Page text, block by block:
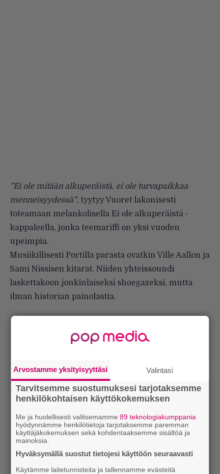
”Ei ole mitään alkuperäistä, ei ole turvapaikkaa
menneisyydessä”, tyytyy Vuoret lakonisesti
toteamaan melankolisella Ei ole alkuperäistä -
kappaleella, jonka teemariffi on yksi vuoden
upeimpia.
Musiikillisesti Portilla parasta ovatkin Ville Aallon ja
Sami Nissisen kitarat. Niiden yhteissoundi
laskettakoon jonkinlaiseksi shoegazeksi, mutta
ilman historian painolastia.
Arvostamme yksityisyyttäsi Valintasi
Tarvitsemme suostumuksesi tarjotaksemme
henkilökohtaisen käyttökokemuksen
Me ja huolellisesti valitsemamme89 teknologiakumppania
hyödynnämme henkilötietoja tarjotaksemme paremman
käyttäjäkokemuksen sekä kohdentaaksemme sisältöä ja
mainoksia.
Hyväksymällä suostut tietojesi käyttöön seuraavasti
Käytämme laitetunnisteita ja tallennamme evästeitä